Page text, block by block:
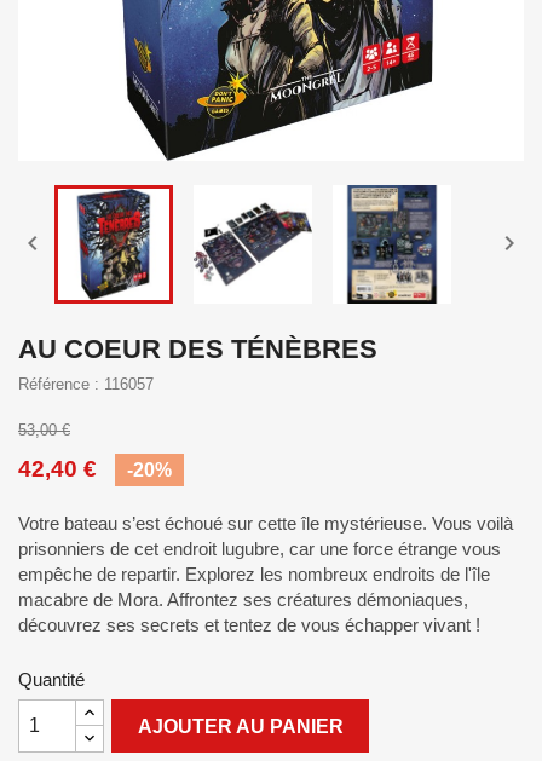
 
AU COEUR DES TÉNÈBRES
Référence : 116057
53,00 €
42,40 € -20%
Votre bateau s’est échoué sur cette île mystérieuse. Vous voilà
prisonniers de cet endroit lugubre, car une force étrange vous
empêche de repartir. Explorez les nombreux endroits de l'île
macabre de Mora. Affrontez ses créatures démoniaques,
découvrez ses secrets et tentez de vous échapper vivant !
Quantité
AJOUTER AU PANIER